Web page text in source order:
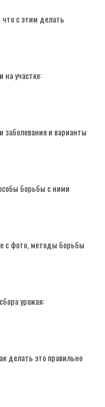
что с этим делать
на участке:
заболевания и варианты
борьбы с ними
с фото, методы борьбы
урожая:
делать это правильно